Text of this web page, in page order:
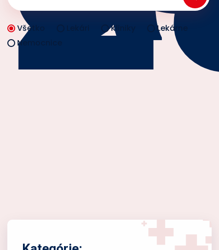
Všetko Kliniky
Lekárne
Nemocnice